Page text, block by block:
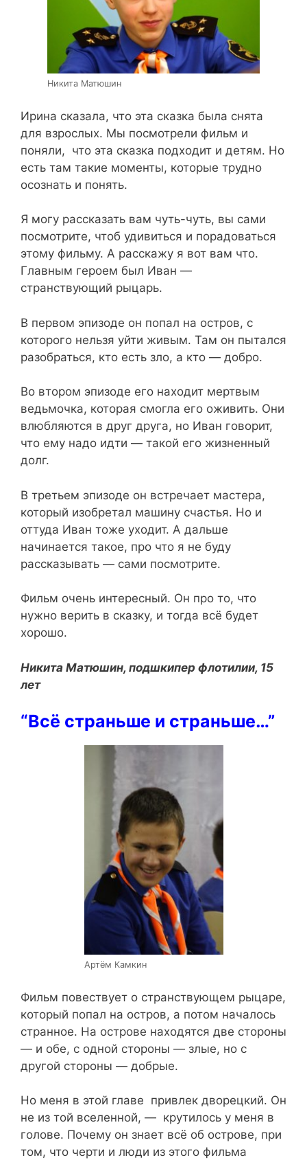
Никита Матюшин
Ирина сказала, что эта сказка была снята
для взрослых. Мы посмотрели фильм и
поняли, что эта сказка подходит и детям. Но
есть там такие моменты, которые трудно
осознать и понять.
Я могу рассказать вам чуть-чуть, вы сами
посмотрите, чтоб удивиться и порадоваться
этому фильму. А расскажу я вот вам что.
Главным героем был Иван —
странствующий рыцарь.
В первом эпизоде он попал на остров, с
которого нельзя уйти живым. Там он пытался
разобраться, кто есть зло, а кто — добро.
Во втором эпизоде его находит мертвым
ведьмочка, которая смогла его оживить. Они
влюбляются в друг друга, но Иван говорит,
что ему надо идти — такой его жизненный
долг.
В третьем эпизоде он встречает мастера,
который изобретал машину счастья. Но и
оттуда Иван тоже уходит. А дальше
начинается такое, про что я не буду
рассказывать — сами посмотрите.
Фильм очень интересный. Он про то, что
нужно верить в сказку, и тогда всё будет
хорошо.
Никита Матюшин, подшкипер флотилии, 15
лет
“Всё страньше и страньше…”
Артём Камкин
Фильм повествует о странствующем рыцаре,
который попал на остров, а потом началось
странное. На острове находятся две стороны
— и обе, с одной стороны — злые, но с
другой стороны — добрые.
Но меня в этой главе привлек дворецкий. Он
не из той вселенной, — крутилось у меня в
голове. Почему он знает всё об острове, при
том, что черти и люди из этого фильма